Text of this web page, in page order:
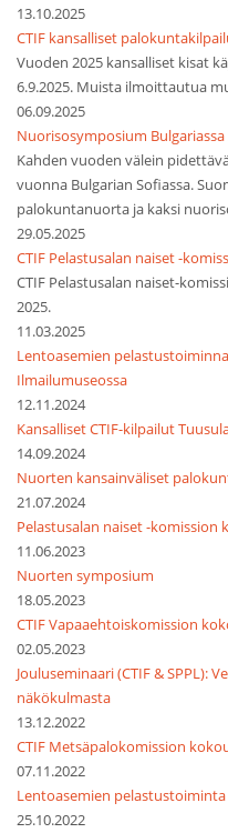
13.10.2025
CTIF kansalliset
Vuoden 2025 kansalliset kisat
6.9.2025. Muista ilmoittautua
06.09.2025
Nuorisosymposium Bulgariassa
Kahden vuoden välein
vuonna Bulgarian Sofiassa.
palokuntanuorta ja kaksi
29.05.2025
CTIF Pelastusalan naiset -
CTIF Pelastusalan naiset-
2025.
11.03.2025
Lentoasemien
Ilmailumuseossa
12.11.2024
Kansalliset CTIF-kilpailut
14.09.2024
Nuorten kansainväliset
21.07.2024
Pelastusalan naiset -komission
11.06.2023
Nuorten symposium
18.05.2023
CTIF Vapaaehtoiskomission
02.05.2023
Jouluseminaari (CTIF & SPPL):
näkökulmasta
13.12.2022
CTIF Metsäpalokomission
07.11.2022
Lentoasemien
25.10.2022